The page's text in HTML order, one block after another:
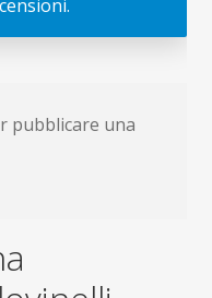
pubblicare una